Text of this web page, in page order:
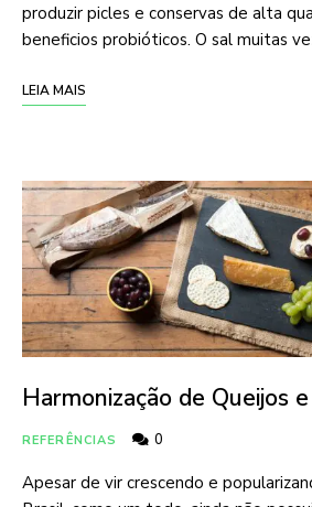
produzir picles e conservas de alta
beneficios probióticos. O sal muitas
LEIA MAIS
Harmonização de Queijos
REFERÊNCIAS 0
Apesar de vir crescendo e